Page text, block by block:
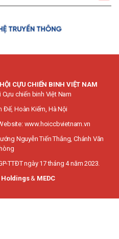
CỰU CHIẾN BINH VIỆT NAM
chiến binh Việt Nam
Đế, Hoàn Kiếm, Hà Nội
www.hoiccbvietnam.vn
Nguyễn Tiến Thắng, Chánh Văn
TTĐT ngày 17 tháng 4 năm 2023.
Holdings& MEDC